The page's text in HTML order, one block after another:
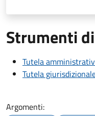
Strumenti
Tutela
Tutela
Argomenti: